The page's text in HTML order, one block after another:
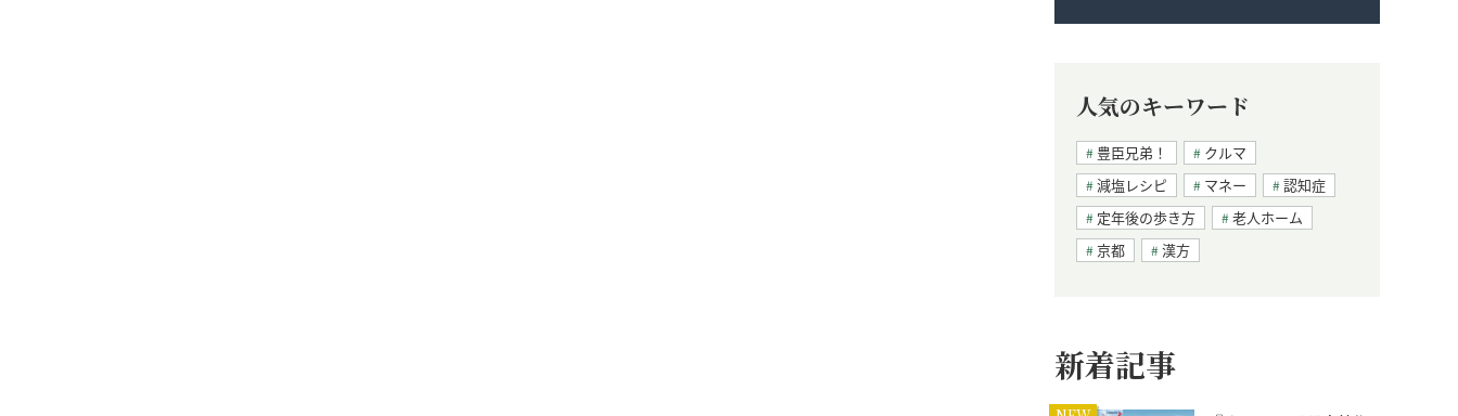
人気のキーワード
豊臣兄弟！
クルマ
減塩レシピ
マネー
認知症
定年後の歩き方
老人ホーム
京都
漢方
新着記事